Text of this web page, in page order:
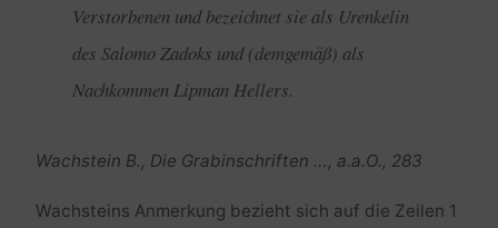
Verstorbenen und bezeichnet sie als Urenkelin
des Salomo Zadoks und (demgemäß) als
Nachkommen Lipman Hellers.
Wachstein B., Die Grabinschriften …, a.a.O., 283
Wachsteins Anmerkung bezieht sich auf die Zeilen 1